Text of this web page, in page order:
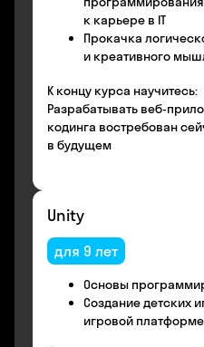
к карьере в IT
Прокачка
и креативного
К концу курса научитесь:
Разрабатывать веб-
кодинга востребован
в будущем
Unity
для 9 лет
Основы
Создание детских
игровой